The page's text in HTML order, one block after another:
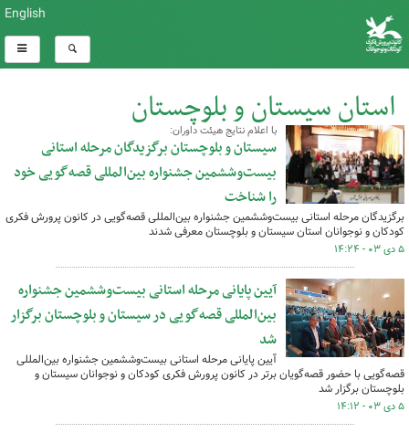
English
استان سیستان و بلوچستان
کل اخبار:1379
با اعلام نتایج هیئت داوران:
سیستان و بلوچستان برگزیدگان مرحله استانی
بیست‌وششمین جشنواره بین‌المللی قصه‌گویی خود
را شناخت
برگزیدگان مرحله استانی بیست‌وششمین جشنواره بین‌المللی قصه‌گویی در کانون پرورش فکری
کودکان و نوجوانان استان سیستان و بلوچستان معرفی شدند
۵ دی ۰۳ - ۱۴:۲۴
آیین پایانی مرحله استانی بیست‌وششمین جشنواره
بین‌المللی قصه‌گویی در سیستان و بلوچستان برگزار
شد
آیین پایانی مرحله استانی بیست‌وششمین جشنواره بین‌المللی
قصه‌گویی با حضور قصه‌گویان برتر در کانون پرورش فکری کودکان و نوجوانان سیستان و
بلوچستان برگزار شد
۵ دی ۰۳ - ۱۴:۱۲